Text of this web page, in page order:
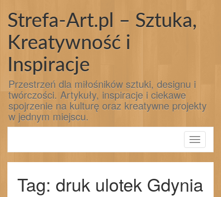
treściStrefa-Art.pl – Sztuka,
Kreatywność i
Inspiracje
Przestrzeń dla miłośników sztuki, designu i
twórczości. Artykuły, inspiracje i ciekawe
spojrzenie na kulturę oraz kreatywne projekty
w jednym miejscu.
Toggle
Tag: druk ulotek Gdynia